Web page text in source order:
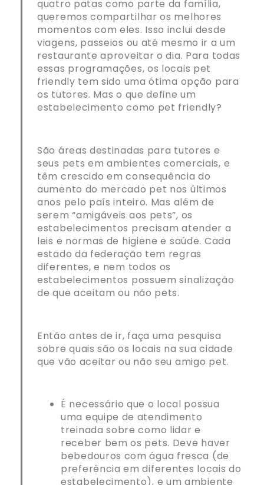
quatro patas como parte da família,
queremos compartilhar os melhores
momentos com eles. Isso inclui desde
viagens, passeios ou até mesmo ir a um
restaurante aproveitar o dia. Para todas
essas programações, os locais pet
friendly tem sido uma ótima opção para
os tutores. Mas o que define um
estabelecimento como pet friendly?
São áreas destinadas para tutores e
seus pets em ambientes comerciais, e
têm crescido em consequência do
aumento do mercado pet nos últimos
anos pelo país inteiro. Mas além de
serem “amigáveis aos pets”, os
estabelecimentos precisam atender a
leis e normas de higiene e saúde. Cada
estado da federação tem regras
diferentes, e nem todos os
estabelecimentos possuem sinalização
de que aceitam ou não pets.
Então antes de ir, faça uma pesquisa
sobre quais são os locais na sua cidade
que vão aceitar ou não seu amigo pet.
É necessário que o local possua
uma equipe de atendimento
treinada sobre como lidar e
receber bem os pets. Deve haver
bebedouros com água fresca (de
preferência em diferentes locais do
estabelecimento), e um ambiente